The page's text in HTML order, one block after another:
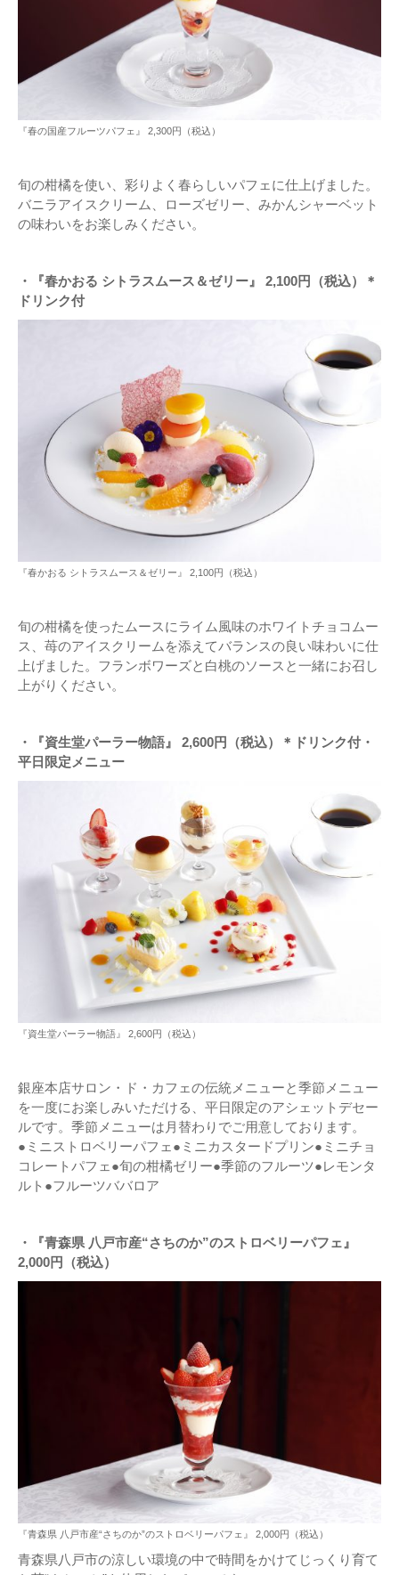
『春の国産フルーツパフェ』 2,300円（税込）
旬の柑橘を使い、彩りよく春らしいパフェに仕上げました。
バニラアイスクリーム、ローズゼリー、みかんシャーベット
の味わいをお楽しみください。
・『春かおる シトラスムース＆ゼリー』 2,100円（税込）＊
ドリンク付
『春かおる シトラスムース＆ゼリー』 2,100円（税込）
旬の柑橘を使ったムースにライム風味のホワイトチョコムー
ス、苺のアイスクリームを添えてバランスの良い味わいに仕
上げました。フランボワーズと白桃のソースと一緒にお召し
上がりください。
・『資生堂パーラー物語』 2,600円（税込）＊ドリンク付・
平日限定メニュー
『資生堂パーラー物語』 2,600円（税込）
銀座本店サロン・ド・カフェの伝統メニューと季節メニュー
を一度にお楽しみいただける、平日限定のアシェットデセー
ルです。季節メニューは月替わりでご用意しております。
●ミニストロベリーパフェ●ミニカスタードプリン●ミニチョ
コレートパフェ●旬の柑橘ゼリー●季節のフルーツ●レモンタ
ルト●フルーツババロア
・『青森県 八戸市産“さちのか”のストロベリーパフェ』
2,000円（税込）
『青森県 八戸市産“さちのか”のストロベリーパフェ』 2,000円（税込）
青森県八戸市の涼しい環境の中で時間をかけてじっくり育て